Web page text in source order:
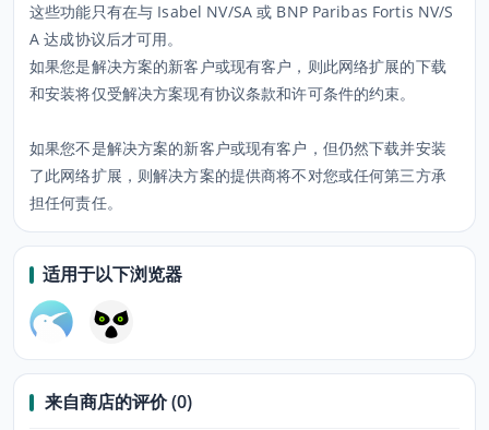
这些功能只有在与 Isabel NV/SA 或 BNP Paribas Fortis NV/S
A 达成协议后才可用。
如果您是解决方案的新客户或现有客户，则此网络扩展的下载
和安装将仅受解决方案现有协议条款和许可条件的约束。
如果您不是解决方案的新客户或现有客户，但仍然下载并安装
了此网络扩展，则解决方案的提供商将不对您或任何第三方承
担任何责任。
适用于以下浏览器
来自商店的评价 (0)